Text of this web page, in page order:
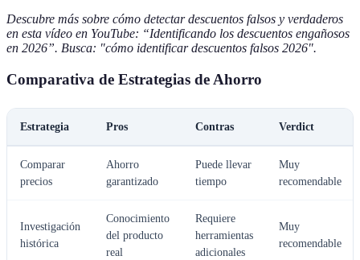
Descubre más sobre cómo detectar descuentos falsos y verdaderos
en esta vídeo en YouTube: “Identificando los descuentos engañosos
en 2026”. Busca: "cómo identificar descuentos falsos 2026".
Comparativa de Estrategias de Ahorro
Estrategia Pros Contras Verdict
Comparar
precios
Ahorro
garantizado
Puede llevar
tiempo
Muy
recomendable
Investigación
histórica
Conocimiento
del producto
real
Requiere
herramientas
adicionales
Muy
recomendable